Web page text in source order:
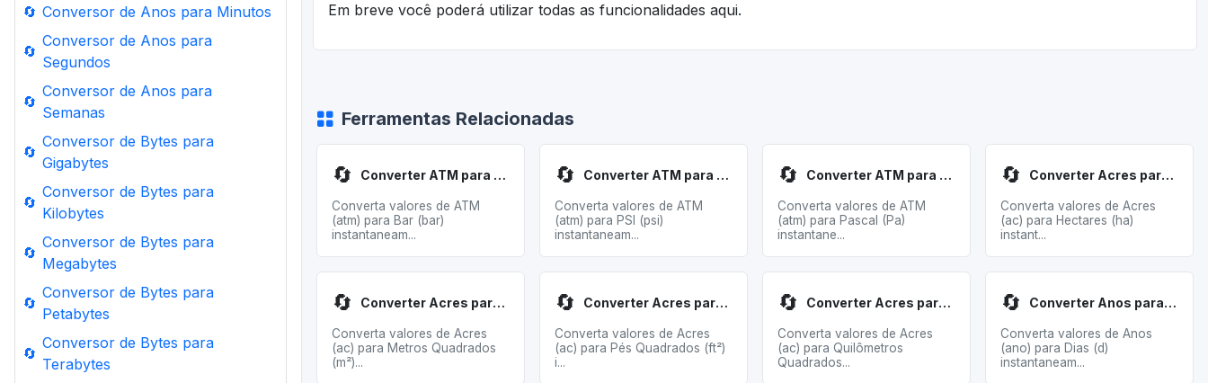
🔄 Conversor de Anos para Minutos
🔄
Conversor de Anos para
Segundos
🔄
Conversor de Anos para
Semanas
🔄
Conversor de Bytes para
Gigabytes
🔄
Conversor de Bytes para
Kilobytes
🔄
Conversor de Bytes para
Megabytes
🔄
Conversor de Bytes para
Petabytes
🔄
Conversor de Bytes para
Terabytes
Em breve você poderá utilizar todas as funcionalidades aqui.
Ferramentas Relacionadas
🔄 Converter ATM para Bar
Converta valores de ATM
(atm) para Bar (bar)
instantaneam...
🔄 Converter ATM para PSI
Converta valores de ATM
(atm) para PSI (psi)
instantaneam...
🔄 Converter ATM para Pascal
Converta valores de ATM
(atm) para Pascal (Pa)
instantane...
🔄 Converter Acres para Hectares
Converta valores de Acres
(ac) para Hectares (ha)
instant...
🔄 Converter Acres para Metros Quadrados
Converta valores de Acres
(ac) para Metros Quadrados
(m²)...
🔄 Converter Acres para Pés Quadrados
Converta valores de Acres
(ac) para Pés Quadrados (ft²)
i...
🔄 Converter Acres para Quilômetros Quadrados
Converta valores de Acres
(ac) para Quilômetros
Quadrados...
🔄 Converter Anos para Dias
Converta valores de Anos
(ano) para Dias (d)
instantaneam...